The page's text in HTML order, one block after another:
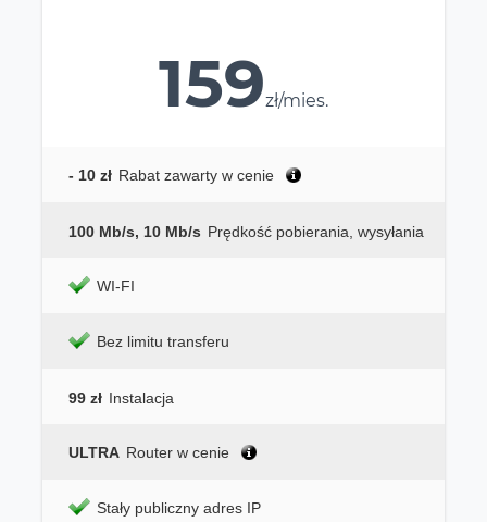
159zł/mies.
- 10 zł Rabat zawarty w cenie
100 Mb/s, 10 Mb/s Prędkość pobierania, wysyłania
WI-FI
Bez limitu transferu
99 zł Instalacja
ULTRA Router w cenie
Stały publiczny adres IP